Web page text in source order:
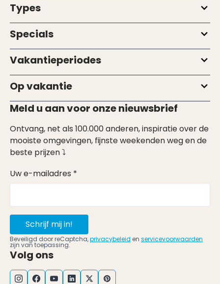
Types
Specials
Vakantieperiodes
Op vakantie
Meld u aan voor onze nieuwsbrief
Ontvang, net als 100.000 anderen, inspiratie over de
mooiste omgevingen, fijnste weekenden weg en de
beste prijzen ⤵
Uw e-mailadres *
Schrijf mij in!
Beveiligd door reCaptcha,privacybeleid en servicevoorwaarden
zijn van toepassing.
Volg ons